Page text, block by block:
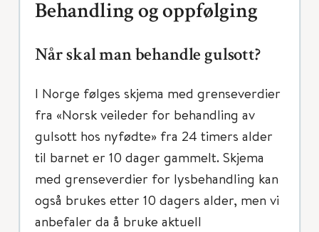
Behandling og oppfølging
Når skal man behandle gulsott?
I Norge følges skjema med grenseverdier
fra «Norsk veileder for behandling av
gulsott hos nyfødte» fra 24 timers alder
til barnet er 10 dager gammelt. Skjema
med grenseverdier for lysbehandling kan
også brukes etter 10 dagers alder, men vi
anbefaler da å bruke aktuell